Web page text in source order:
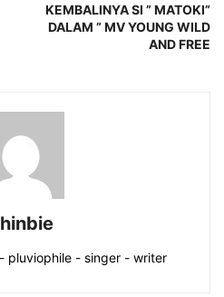
KEMBALINYA SI ” MATOKI”
DALAM ” MV YOUNG WILD
AND FREE
pluviophile - singer - writer